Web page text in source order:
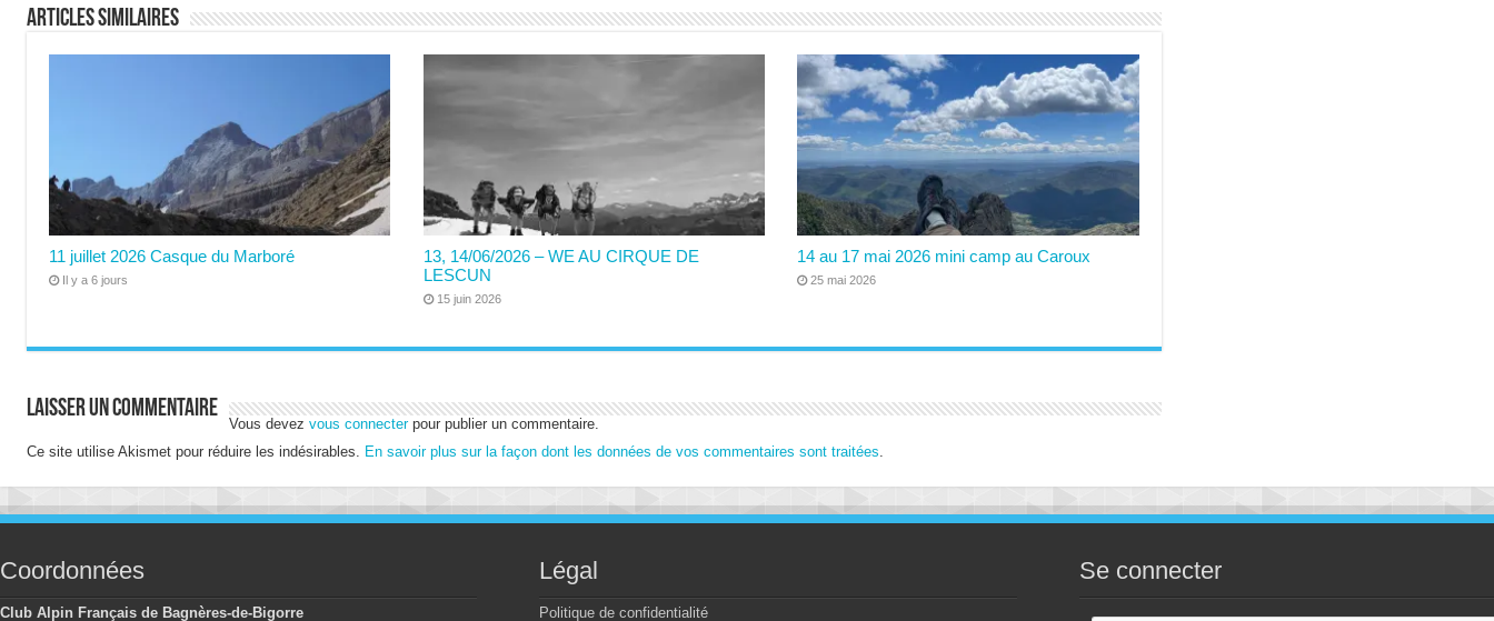
Articles similaires
11 juillet 2026 Casque du Marboré
Il y a 6 jours
13, 14/06/2026 – WE AU CIRQUE DE
LESCUN
15 juin 2026
14 au 17 mai 2026 mini camp au Caroux
25 mai 2026
Laisser un commentaire
Vous devez vous connecterpour publier un commentaire.
Ce site utilise Akismet pour réduire les indésirables. En savoir plus sur la façon dont les données de vos commentaires sont traitées.
Coordonnées
Club Alpin Français de Bagnères-de-Bigorre
Légal
Politique de confidentialité
Se connecter